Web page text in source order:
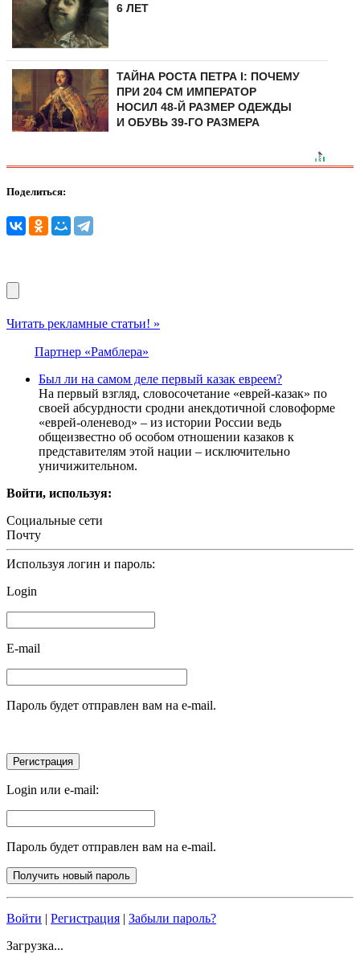
6 ЛЕТ
ТАЙНА РОСТА ПЕТРА I: ПОЧЕМУ
ПРИ 204 СМ ИМПЕРАТОР
НОСИЛ 48-Й РАЗМЕР ОДЕЖДЫ
И ОБУВЬ 39-ГО РАЗМЕРА
Поделиться:
Читать рекламные статьи! »
Партнер «Рамблера»
Был ли на самом деле первый казак евреем?
На первый взгляд, словосочетание «еврей-казак» по
своей абсурдности сродни анекдотичной словоформе
«еврей-оленевод» – из истории России ведь
общеизвестно об особом отношении казаков к
представителям этой нации – исключительно
уничижительном.
Войти, используя:
Социальные сети
Почту
Используя логин и пароль:
Login
E-mail
Пароль будет отправлен вам на e-mail.
Login или e-mail:
Пароль будет отправлен вам на e-mail.
Войти | Регистрация | Забыли пароль?
Загрузка...